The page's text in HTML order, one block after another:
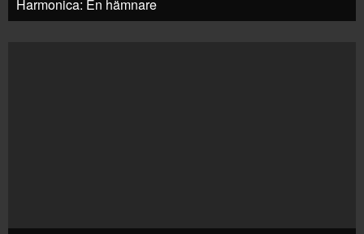
Harmonica: En hämnare